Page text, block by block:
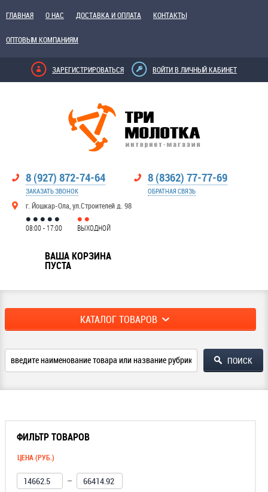
ГЛАВНАЯ О НАС ДОСТАВКА И ОПЛАТА КОНТАКТЫ
ОПТОВЫМ КОМПАНИЯМ
ЗАРЕГИСТРИРОВАТЬСЯ ВОЙТИ В ЛИЧНЫЙ КАБИНЕТ
8 (927) 872-74-64
ЗАКАЗАТЬ ЗВОНОК
г. Йошкар-Ола, ул.Строителей д. 98
8 (8362) 77-77-69
ОБРАТНАЯ СВЯЗЬ
08:00 - 17:00 ВЫХОДНОЙ
ВАША КОРЗИНА
ПУСТА
КАТАЛОГ ТОВАРОВ
ФИЛЬТР ТОВАРОВ
ЦЕНА (РУБ.)
—